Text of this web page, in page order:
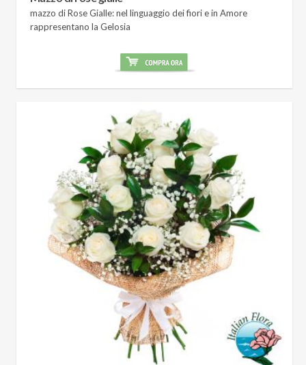
mazzo di Rose Gialle: nel linguaggio dei fiori e in Amore
rappresentano la Gelosia